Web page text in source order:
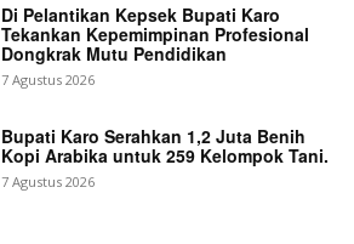
Di Pelantikan Kepsek Bupati Karo
Tekankan Kepemimpinan Profesional
Dongkrak Mutu Pendidikan
7 Agustus 2026
Bupati Karo Serahkan 1,2 Juta Benih
Kopi Arabika untuk 259 Kelompok Tani.
7 Agustus 2026